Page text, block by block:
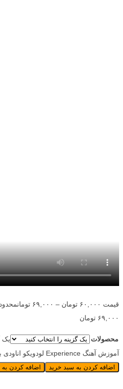
قیمت ۶۰,۰۰۰ تومان – ۶۹,۰۰۰ تومان
۶۹,۰۰۰ تومان
محصولات
یک
آموزش آهنگ Experience لودویکو اناودی با پیانو عدد
اضافه کردن به سبد خرید اضافه کردن